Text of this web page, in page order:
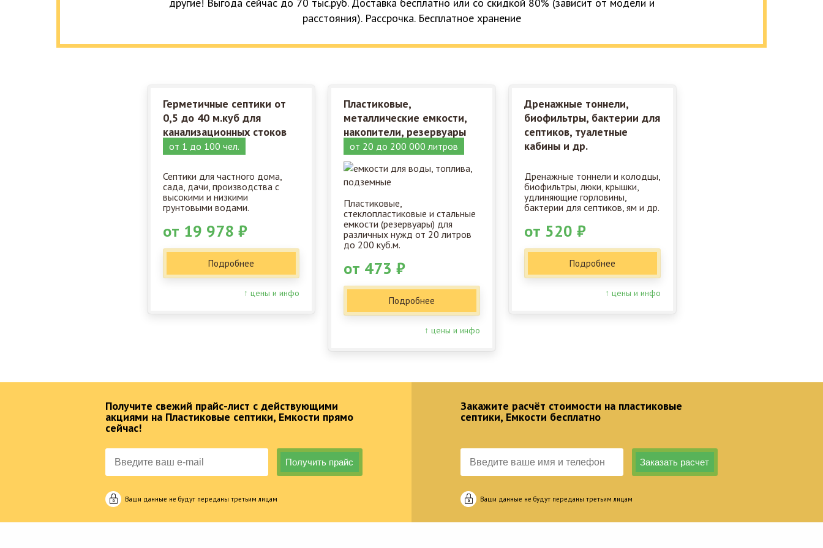
расстояния). Рассрочка. Бесплатное хранение
Герметичные септики от
0,5 до 40 м.куб для
канализационных стоков
от 1 до 100 чел.
Септики для частного дома,
сада, дачи, производства с
высокими и низкими
грунтовыми водами.
от 19 978 ₽
Подробнее
↑ цены и инфо
Пластиковые,
металлические емкости,
накопители, резервуары
от 20 до 200 000 литров
Пластиковые,
стеклопластиковые и стальные
емкости (резервуары) для
различных нужд от 20 литров
до 200 куб.м.
от 473 ₽
Подробнее
↑ цены и инфо
Дренажные тоннели,
биофильтры, бактерии для
септиков, туалетные
кабины и др.
Дренажные тоннели и колодцы,
биофильтры, люки, крышки,
удлиняющие горловины,
бактерии для септиков, ям и др.
от 520 ₽
Подробнее
↑ цены и инфо
Получите свежий прайс-лист с действующими
акциями на Пластиковые септики, Емкости прямо
сейчас!
Ваши данные не будут переданы третьим лицам
Закажите расчёт стоимости на пластиковые
септики, Емкости бесплатно
Ваши данные не будут переданы третьим лицам